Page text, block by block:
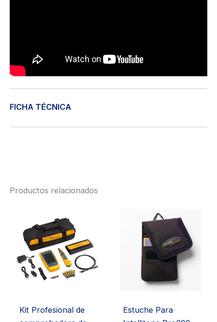
FICHA TÉCNICA
Productos relacionados
Kit Profesional de
Estuche Para